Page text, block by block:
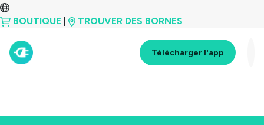
BOUTIQUE TROUVER DES BORNES
Télécharger l'app